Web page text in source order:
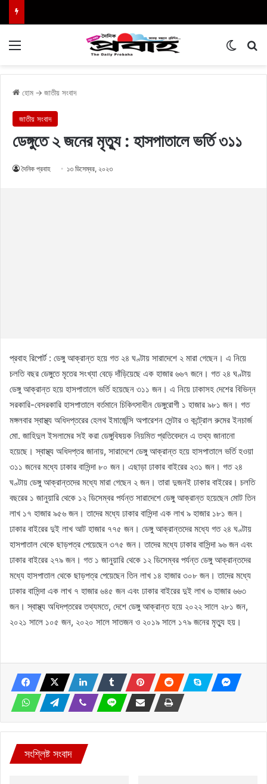
হোম → জাতীয় সংবাদ
জাতীয় সংবাদ
ডেঙ্গুতে ২ জনের মৃত্যু : হাসপাতালে ভর্তি ৩১১
দৈনিক প্রবাহ ১৩ ডিসেম্বর, ২০২৩
প্রবাহ রিপোর্ট : ডেঙ্গু আক্রান্ত হয়ে গত ২৪ ঘণ্টায় সারাদেশে ২ মারা গেছেন। এ নিয়ে
চলতি বছর ডেঙ্গুতে মৃতের সংখ্যা বেড়ে দাঁড়িয়েছে এক হাজার ৬৬৭ জনে। গত ২৪ ঘণ্টায়
ডেঙ্গু আক্রান্ত হয়ে হাসপাতালে ভর্তি হয়েছেন ৩১১ জন। এ নিয়ে ঢাকাসহ দেশের বিভিন্ন
সরকারি-বেসরকারি হাসপাতালে বর্তমানে চিকিৎসাধীন ডেঙ্গুরোগী ১ হাজার ৯৮১ জন। গত
মঙ্গলবার স্বাস্থ্য অধিদপ্তরের হেলথ ইমার্জেন্সি অপারেশন সেন্টার ও কন্ট্রোল রুমের ইনচার্জ
মো. জাহিদুল ইসলামের সই করা ডেঙ্গুবিষয়ক নিয়মিত প্রতিবেদনে এ তথ্য জানানো
হয়েছে। স্বাস্থ্য অধিদপ্তর জানায়, সারাদেশে ডেঙ্গু আক্রান্ত হয়ে হাসপাতালে ভর্তি হওয়া
৩১১ জনের মধ্যে ঢাকার বাসিন্দা ৮০ জন। এছাড়া ঢাকার বাইরের ২৩১ জন। গত ২৪
ঘণ্টায় ডেঙ্গু আক্রান্তদের মধ্যে মারা গেছেন ২ জন। তারা দুজনই ঢাকার বাইরের। চলতি
বছরের ১ জানুয়ারি থেকে ১২ ডিসেম্বর পর্যন্ত সারাদেশে ডেঙ্গু আক্রান্ত হয়েছেন মোট তিন
লাখ ১৭ হাজার ৯৫৬ জন। তাদের মধ্যে ঢাকার বাসিন্দা এক লাখ ৯ হাজার ১৮১ জন।
ঢাকার বাইরের দুই লাখ আট হাজার ৭৭৫ জন। ডেঙ্গু আক্রান্তদের মধ্যে গত ২৪ ঘণ্টায়
হাসপাতাল থেকে ছাড়পত্র পেয়েছেন ৩৭৫ জন। তাদের মধ্যে ঢাকার বাসিন্দা ৯৬ জন এবং
ঢাকার বাইরের ২৭৯ জন। গত ১ জানুয়ারি থেকে ১২ ডিসেম্বর পর্যন্ত ডেঙ্গু আক্রান্তদের
মধ্যে হাসপাতাল থেকে ছাড়পত্র পেয়েছেন তিন লাখ ১৪ হাজার ৩০৮ জন। তাদের মধ্যে
ঢাকার বাসিন্দা এক লাখ ৭ হাজার ৬৪৫ জন এবং ঢাকার বাইরের দুই লাখ ৬ হাজার ৬৬৩
জন। স্বাস্থ্য অধিদপ্তরের তথ্যমতে, দেশে ডেঙ্গু আক্রান্ত হয়ে ২০২২ সালে ২৮১ জন,
২০২১ সালে ১০৫ জন, ২০২০ সালে সাতজন ও ২০১৯ সালে ১৭৯ জনের মৃত্যু হয়।
সংশ্লিষ্ট সংবাদ